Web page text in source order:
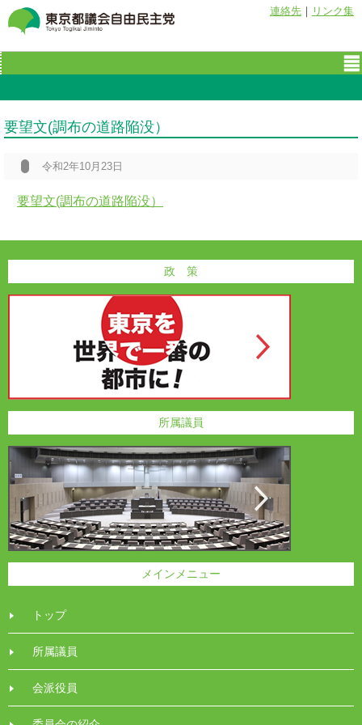
連絡先 ｜ リンク集
要望文(調布の道路陥没）
令和2年10月23日
要望文(調布の道路陥没）
政 策
所属議員
メインメニュー
トップ
所属議員
会派役員